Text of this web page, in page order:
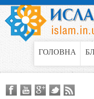
ГОЛОВНА